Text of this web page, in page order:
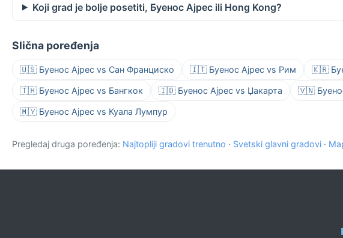
Koji grad je bolje posetiti, Буенос Ајрес ili Hong Kong?
Slična poređenja
🇺🇸 Буенос Ајрес vs Сан Франциско 🇮🇹 Буенос Ајрес vs Рим 🇰🇷
🇹🇭 Буенос Ајрес vs Бангкок 🇮🇩 Буенос Ајрес vs Џакарта 🇻🇳
🇲🇾 Буенос Ајрес vs Куала Лумпур
Pregledaj druga poređenja: Najtopliji gradovi trenutno · Svetski glavni gradovi ·